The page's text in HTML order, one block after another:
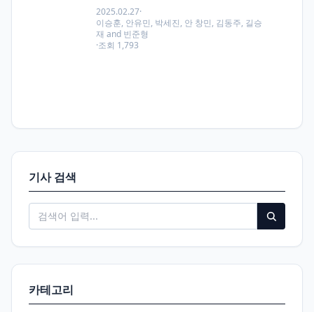
왜 중요한가? 갯벌의 사전적 의미는 “고조
시에는 잠기고 저조 시에는 드러나는 연안
의…
2025.02.27·
이승훈, 안유민, 박세진, 안 창민, 김동주, 길승
재 and 빈준형
·조회 1,793
기사 검색
카테고리